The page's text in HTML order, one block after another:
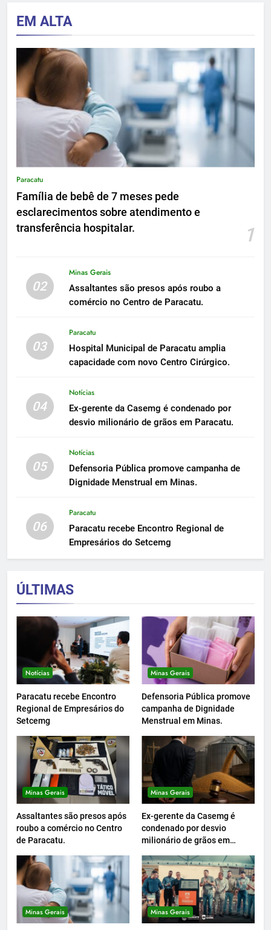
EM ALTA
Paracatu
Família de bebê de 7 meses pede
esclarecimentos sobre atendimento e
transferência hospitalar.
1
02
Minas Gerais
Assaltantes são presos após roubo a
comércio no Centro de Paracatu.
03
Paracatu
Hospital Municipal de Paracatu amplia
capacidade com novo Centro Cirúrgico.
04
Notícias
Ex-gerente da Casemg é condenado por
desvio milionário de grãos em Paracatu.
05
Notícias
Defensoria Pública promove campanha de
Dignidade Menstrual em Minas.
06
Paracatu
Paracatu recebe Encontro Regional de
Empresários do Setcemg
ÚLTIMAS
Notícias
Paracatu recebe Encontro
Regional de Empresários do
Setcemg
Minas Gerais
Defensoria Pública promove
campanha de Dignidade
Menstrual em Minas.
Minas Gerais
Assaltantes são presos após
roubo a comércio no Centro
de Paracatu.
Minas Gerais
Ex-gerente da Casemg é
condenado por desvio
milionário de grãos em
Minas Gerais Minas Gerais